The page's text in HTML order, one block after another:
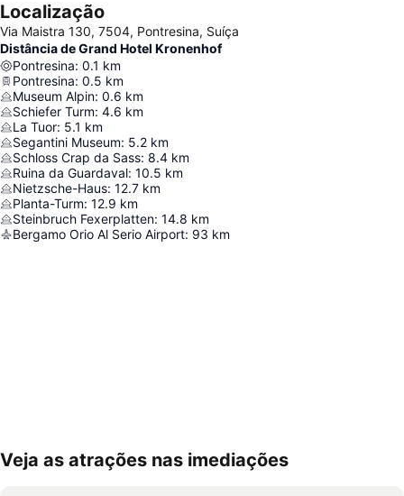
Localização
Via Maistra 130, 7504, Pontresina, Suíça
Distância de Grand Hotel Kronenhof
Pontresina: 0.1 km
Pontresina: 0.5 km
Museum Alpin: 0.6 km
Schiefer Turm: 4.6 km
La Tuor: 5.1 km
Segantini Museum: 5.2 km
Schloss Crap da Sass: 8.4 km
Ruina da Guardaval: 10.5 km
Nietzsche-Haus: 12.7 km
Planta-Turm: 12.9 km
Steinbruch Fexerplatten: 14.8 km
Bergamo Orio Al Serio Airport: 93 km
Ampliar mapa
Veja as atrações nas imediações